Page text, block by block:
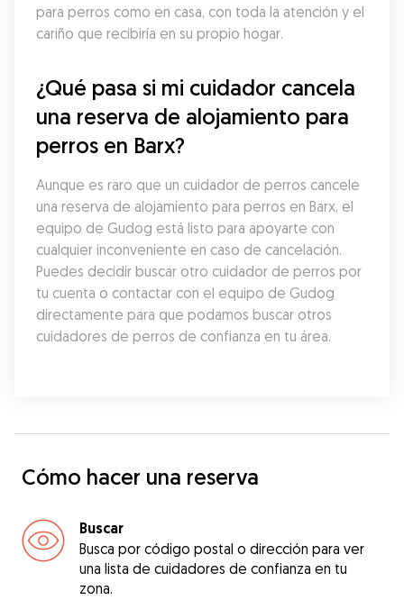
para perros como en casa, con toda la atención y el
cariño que recibiría en su propio hogar.
¿Qué pasa si mi cuidador cancela
una reserva de alojamiento para
perros en Barx?
Aunque es raro que un cuidador de perros cancele
una reserva de alojamiento para perros en Barx, el
equipo de Gudog está listo para apoyarte con
cualquier inconveniente en caso de cancelación.
Puedes decidir buscar otro cuidador de perros por
tu cuenta o contactar con el equipo de Gudog
directamente para que podamos buscar otros
cuidadores de perros de confianza en tu área.
Cómo hacer una reserva
Buscar
Busca por código postal o dirección para ver
una lista de cuidadores de confianza en tu
zona.